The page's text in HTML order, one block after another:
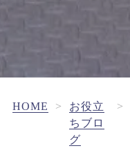
HOME >
お役立
ちブロ
グ
>